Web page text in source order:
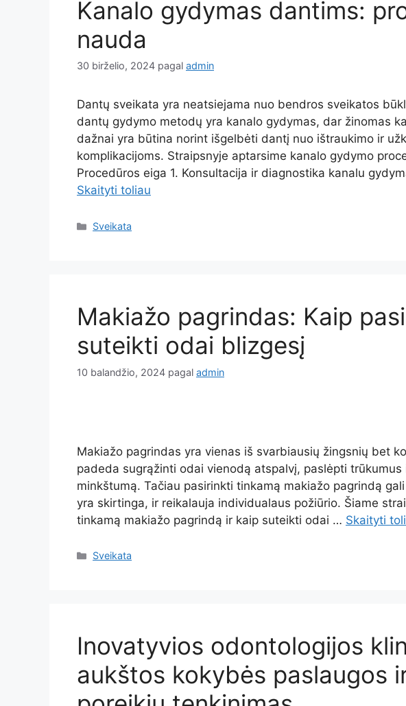
Kanalo gydymas dantims:
nauda
30 birželio, 2024 pagal admin
Dantų sveikata yra neatsiejama nuo bendros sveikatos
dantų gydymo metodų yra kanalo gydymas, dar žinomas
dažnai yra būtina norint išgelbėti dantį nuo ištraukimo ir
komplikacijoms. Straipsnyje aptarsime kanalo gydymo
Procedūros eiga 1. Konsultacija ir diagnostika kanalu
Skaityti toliau
Kategorijos
Sveikata
Makiažo pagrindas: Kaip
suteikti odai blizgesį
10 balandžio, 2024 pagal admin
Makiažo pagrindas yra vienas iš svarbiausių žingsnių bet
padeda sugrąžinti odai vienodą atspalvį, paslėpti
minkštumą. Tačiau pasirinkti tinkamą makiažo pagrindą
yra skirtinga, ir reikalauja individualaus požiūrio. Šiame
tinkamą makiažo pagrindą ir kaip suteikti odai … Skaityti
Kategorijos
Sveikata
Inovatyvios odontologijos
aukštos kokybės paslaugos